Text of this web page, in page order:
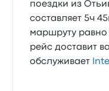
поездки из
составляет 5ч
маршруту
рейс доставит
обслуживает